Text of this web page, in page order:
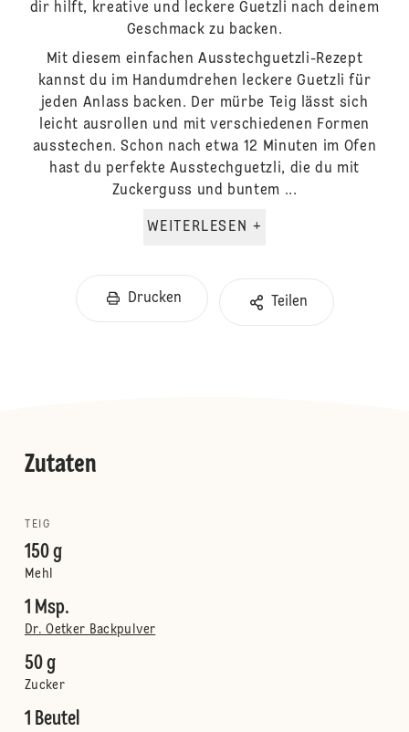
dir hilft, kreative und leckere Guetzli nach deinem
Geschmack zu backen.
Mit diesem einfachen Ausstechguetzli-Rezept
kannst du im Handumdrehen leckere Guetzli für
jeden Anlass backen. Der mürbe Teig lässt sich
leicht ausrollen und mit verschiedenen Formen
ausstechen. Schon nach etwa 12 Minuten im Ofen
hast du perfekte Ausstechguetzli, die du mit
Zuckerguss und buntem ...
WEITERLESEN +
Drucken Teilen
Zutaten
TEIG
150 g
Mehl
1 Msp.
Dr. Oetker Backpulver
50 g
Zucker
1 Beutel